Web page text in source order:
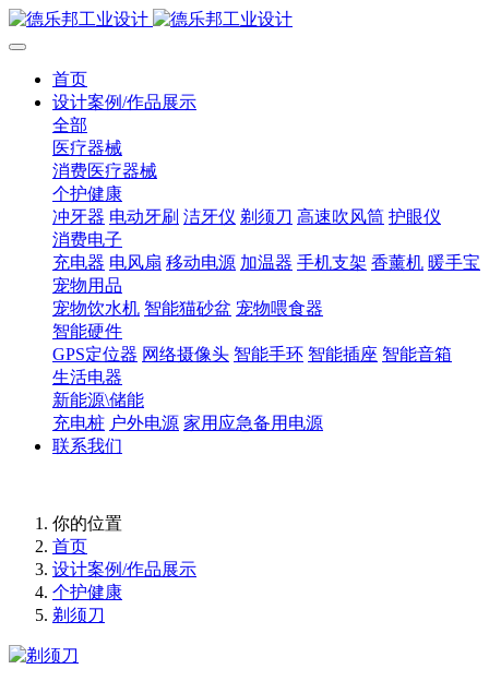
首页
设计案例/作品展示
全部
医疗器械
消费医疗器械
个护健康
冲牙器 电动牙刷 洁牙仪 剃须刀 高速吹风筒 护眼仪
消费电子
充电器 电风扇 移动电源 加温器 手机支架 香薰机 暖手宝
宠物用品
宠物饮水机 智能猫砂盆 宠物喂食器
智能硬件
GPS定位器 网络摄像头 智能手环 智能插座 智能音箱
生活电器
新能源\储能
充电桩 户外电源 家用应急备用电源
联系我们
你的位置
首页
设计案例/作品展示
个护健康
剃须刀